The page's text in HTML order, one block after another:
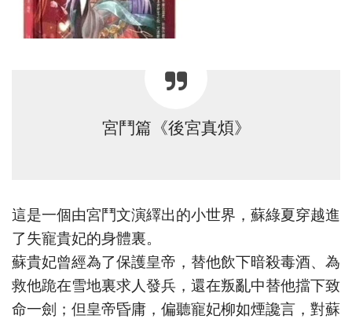
宮鬥篇《後宮真煩》
這是一個由宮鬥文演繹出的小世界，蘇綠夏穿越進
了失寵貴妃的身體裏。
蘇貴妃曾經為了保護皇帝，替他飲下暗殺毒酒、為
救他跪在雪地裏求人發兵，還在叛亂中替他擋下致
命一劍；但皇帝昏庸，偏聽寵妃柳如煙讒言，對蘇